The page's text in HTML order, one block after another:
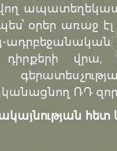
օրեր առաջ
վրա,
ՌԴ
հետ